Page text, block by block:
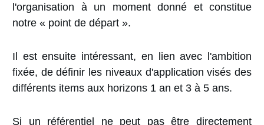
l'organisation à un moment donné et constitue
notre « point de départ ».
Il est ensuite intéressant, en lien avec l'ambition
fixée, de définir les niveaux d'application visés des
différents items aux horizons 1 an et 3 à 5 ans.
Si un référentiel ne peut pas être directement